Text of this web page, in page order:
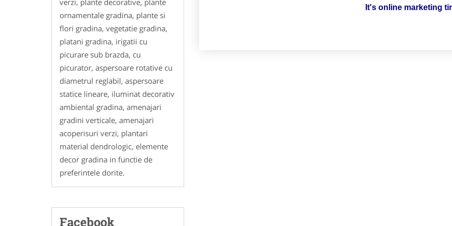
ornamentale gradina, plante si
flori gradina, vegetatie gradina,
platani gradina, irigatii cu
picurare sub brazda, cu
picurator, aspersoare rotative cu
diametrul reglabil, aspersoare
statice lineare, iluminat decorativ
ambiental gradina, amenajari
gradini verticale, amenajari
acoperisuri verzi, plantari
material dendrologic, elemente
decor gradina in functie de
preferintele dorite.
Facebook
It's online marketing